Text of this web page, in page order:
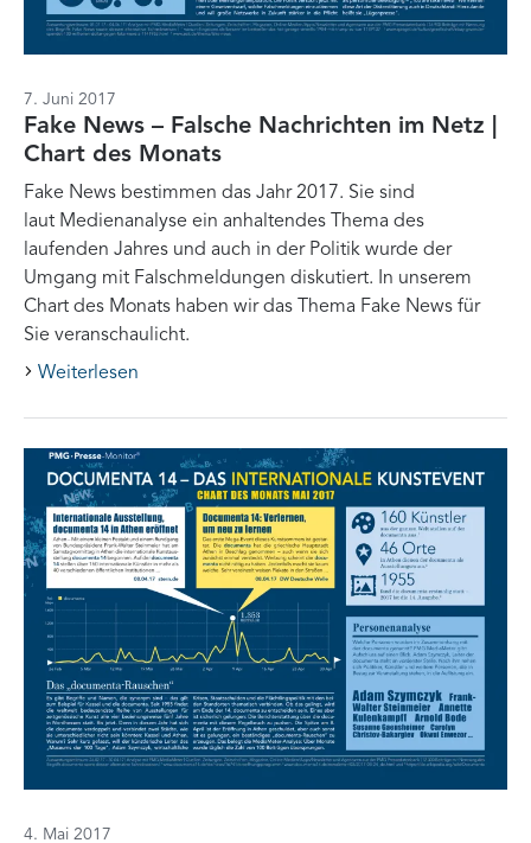
7. Juni 2017
Fake News – Falsche Nachrichten im Netz |
Chart des Monats
Fake News bestimmen das Jahr 2017. Sie sind
laut Medienanalyse ein anhaltendes Thema des
laufenden Jahres und auch in der Politik wurde der
Umgang mit Falschmeldungen diskutiert. In unserem
Chart des Monats haben wir das Thema Fake News für
Sie veranschaulicht.
Weiterlesen
4. Mai 2017